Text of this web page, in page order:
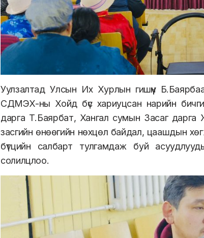
Уулзалтад Улсын Их Хурлын гишүүн
СДМЭХ-ны Хойд бүс хариуцсан нарийн
дарга Т.Баярбат, Хангал сумын Засаг
засгийн өнөөгийн нөхцөл байдал, цаашдын
бүтцийн салбарт тулгамдаж буй
солилцлоо.